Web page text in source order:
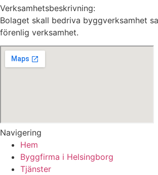
Verksamhetsbeskrivning:
Bolaget skall bedriva byggverksamhet
förenlig verksamhet.
Navigering
Hem
Byggfirma i Helsingborg
Tjänster